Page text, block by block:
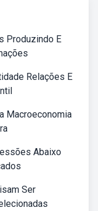
Produzindo E
Relações E
Macroeconomia
Abaixo
Ser